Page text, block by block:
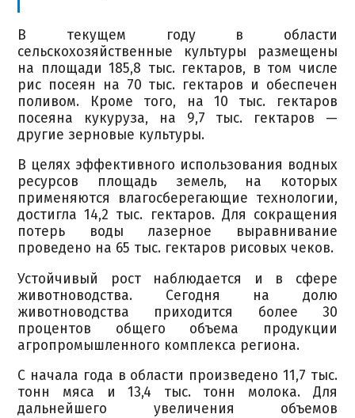
В текущем году в области
сельскохозяйственные культуры размещены
на площади 185,8 тыс. гектаров, в том числе
рис посеян на 70 тыс. гектаров и обеспечен
поливом. Кроме того, на 10 тыс. гектаров
посеяна кукуруза, на 9,7 тыс. гектаров —
другие зерновые культуры.
В целях эффективного использования водных
ресурсов площадь земель, на которых
применяются влагосберегающие технологии,
достигла 14,2 тыс. гектаров. Для сокращения
потерь воды лазерное выравнивание
проведено на 65 тыс. гектаров рисовых чеков.
Устойчивый рост наблюдается и в сфере
животноводства. Сегодня на долю
животноводства приходится более 30
процентов общего объема продукции
агропромышленного комплекса региона.
С начала года в области произведено 11,7 тыс.
тонн мяса и 13,4 тыс. тонн молока. Для
дальнейшего увеличения объемов